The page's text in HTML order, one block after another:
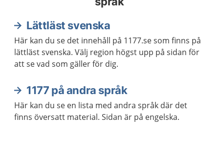
Lättläst svenska
Här kan du se det innehåll på 1177.se som finns på
lättläst svenska. Välj region högst upp på sidan för
att se vad som gäller för dig.
1177 på andra språk
Här kan du se en lista med andra språk där det
finns översatt material. Sidan är på engelska.